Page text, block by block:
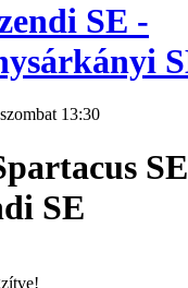
SE -
13:30
SE